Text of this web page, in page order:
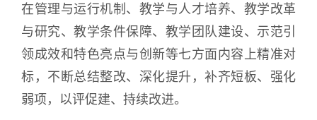
在管理与运行机制、教学与人才培养、教学改革
与研究、教学条件保障、教学团队建设、示范引
领成效和特色亮点与创新等七方面内容上精准对
标，不断总结整改、深化提升，补齐短板、强化
弱项，以评促建、持续改进。